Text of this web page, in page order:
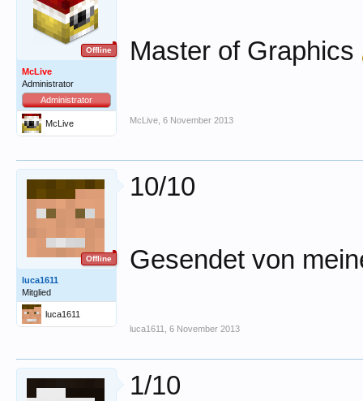
Offline
McLive
Administrator
Administrator
McLive
Master of Graphics
McLive 6 November 2013
Offline
luca1611
Mitglied
luca1611
10/10
Gesendet von
luca1611 6 November 2013
1/10